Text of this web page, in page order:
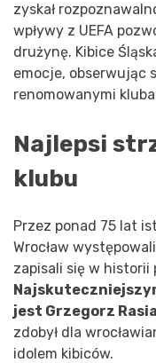
zyskał
wpływy z UEFA
drużynę. Kibice
emocje, obserwując
renomowanymi
Najlepsi
klubu
Przez ponad 75 lat
Wrocław
zapisali się w historii
jest Grzegorz
zdobył dla
idolem kibiców.